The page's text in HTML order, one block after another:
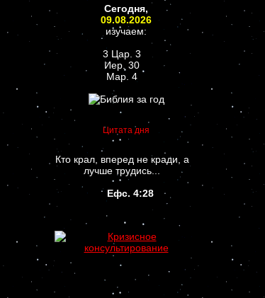
Сегодня,
09.08.2026
изучаем:
3 Цар. 3
Иер. 30
Мар. 4
Цитата дня
Кто крал, вперед не кради, а
лучше трудись...
Ефс. 4:28